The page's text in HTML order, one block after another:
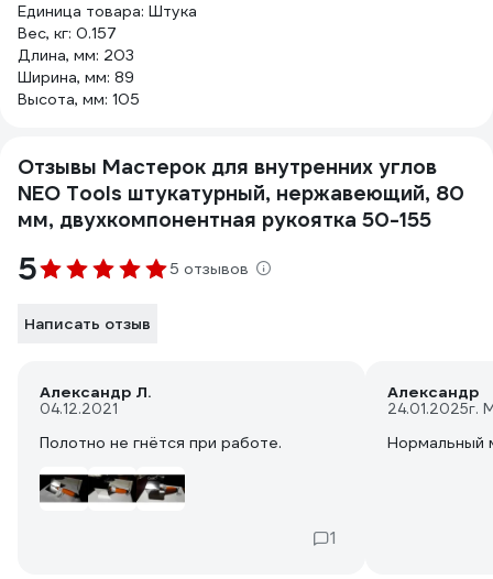
Единица товара: Штука
Вес, кг: 0.157
Длина, мм: 203
Ширина, мм: 89
Высота, мм: 105
Отзывы Мастерок для внутренних углов
NEO Tools штукатурный, нержавеющий, 80
мм, двухкомпонентная рукоятка 50-155
5 5 отзывов
Написать отзыв
Александр Л.
04.12.2021
Полотно не гнётся при работе.
1
Александр
24.01.2025г.
Нормальный